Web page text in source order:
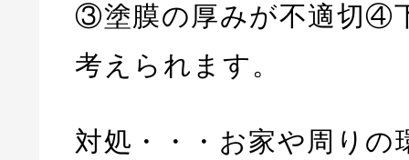
③塗膜の厚みが不適切④
考えられます。
対処・・・お家や周りの